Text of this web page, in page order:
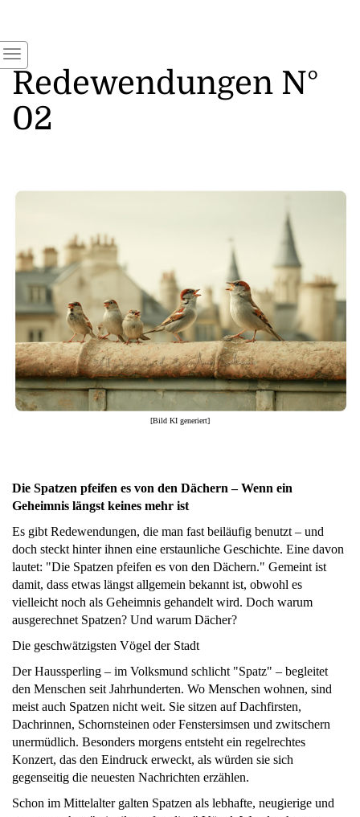
Redewendungen N°
02
[Bild KI generiert]
Die Spatzen pfeifen es von den Dächern – Wenn ein
Geheimnis längst keines mehr ist
Es gibt Redewendungen, die man fast beiläufig benutzt – und
doch steckt hinter ihnen eine erstaunliche Geschichte. Eine davon
lautet: "Die Spatzen pfeifen es von den Dächern." Gemeint ist
damit, dass etwas längst allgemein bekannt ist, obwohl es
vielleicht noch als Geheimnis gehandelt wird. Doch warum
ausgerechnet Spatzen? Und warum Dächer?
Die geschwätzigsten Vögel der Stadt
Der Haussperling – im Volksmund schlicht "Spatz" – begleitet
den Menschen seit Jahrhunderten. Wo Menschen wohnen, sind
meist auch Spatzen nicht weit. Sie sitzen auf Dachfirsten,
Dachrinnen, Schornsteinen oder Fenstersimsen und zwitschern
unermüdlich. Besonders morgens entsteht ein regelrechtes
Konzert, das den Eindruck erweckt, als würden sie sich
gegenseitig die neuesten Nachrichten erzählen.
Schon im Mittelalter galten Spatzen als lebhafte, neugierige und